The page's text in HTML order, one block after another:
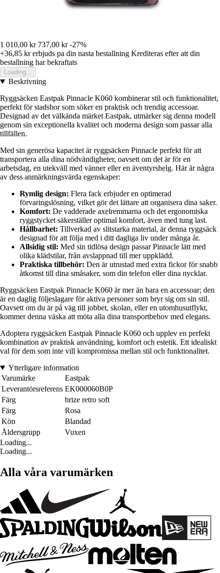
1 010,00 kr 737,00 kr -27%
+36,85 krerbjuds pa din nasta bestallning Krediteras efter att din
bestallning har bekraftats
Loading...
Beskrivning
Ryggsäcken Eastpak Pinnacle K060 kombinerar stil och funktionalitet,
perfekt för stadsbor som söker en praktisk och trendig accessoar.
Designad av det välkända märket Eastpak, utmärker sig denna modell
genom sin exceptionella kvalitet och moderna design som passar alla
tillfällen.
Med sin generösa kapacitet är ryggsäcken Pinnacle perfekt för att
transportera alla dina nödvändigheter, oavsett om det är för en
arbetsdag, en utekväll med vänner eller en äventyrshelg. Här är några
av dess anmärkningsvärda egenskaper:
Rymlig design: Flera fack erbjuder en optimerad
förvaringslösning, vilket gör det lättare att organisera dina saker.
Komfort: De vadderade axelremmarna och det ergonomiska
ryggstycket säkerställer optimal komfort, även med tung last.
Hållbarhet: Tillverkad av slitstarka material, är denna ryggsäck
designad för att följa med i ditt dagliga liv under många år.
Allsidig stil: Med sin tidlösa design passar Pinnacle lätt med
olika klädstilar, från avslappnad till mer uppklädd.
Praktiska tillbehör: Den är utrustad med extra fickor för snabb
åtkomst till dina småsaker, som din telefon eller dina nycklar.
Ryggsäcken Eastpak Pinnacle K060 är mer än bara en accessoar; den
är en daglig följeslagare för aktiva personer som bryr sig om sin stil.
Oavsett om du är på väg till jobbet, skolan, eller en utomhusutflykt,
kommer denna väska att möta alla dina transportbehov med elegans.
Adoptera ryggsäcken Eastpak Pinnacle K060 och upplev en perfekt
kombination av praktisk användning, komfort och estetik. Ett idealiskt
val för dem som inte vill kompromissa mellan stil och funktionalitet.
Ytterligare information
Varumärke
Eastpak
Leverantörsreferens EK000060B0P
Färg
brize retro soft
Färg
Rosa
Kön
Blandad
Åldersgrupp
Vuxen
Loading...
Loading...
Alla våra varumärken